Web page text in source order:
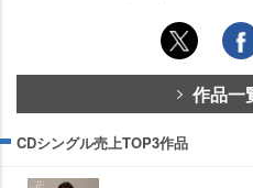
作品一
CDシングル売上TOP3作品